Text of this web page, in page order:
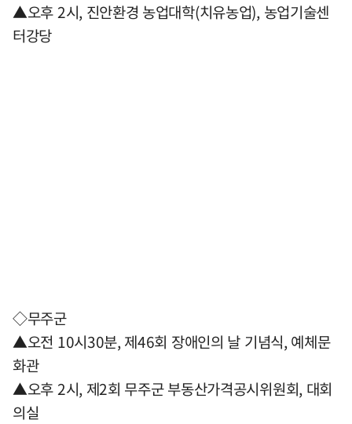
▲오후 2시, 진안환경 농업대학(치유농업), 농업기술센
터강당
◇무주군
▲오전 10시30분, 제46회 장애인의 날 기념식, 예체문
화관
▲오후 2시, 제2회 무주군 부동산가격공시위원회, 대회
의실